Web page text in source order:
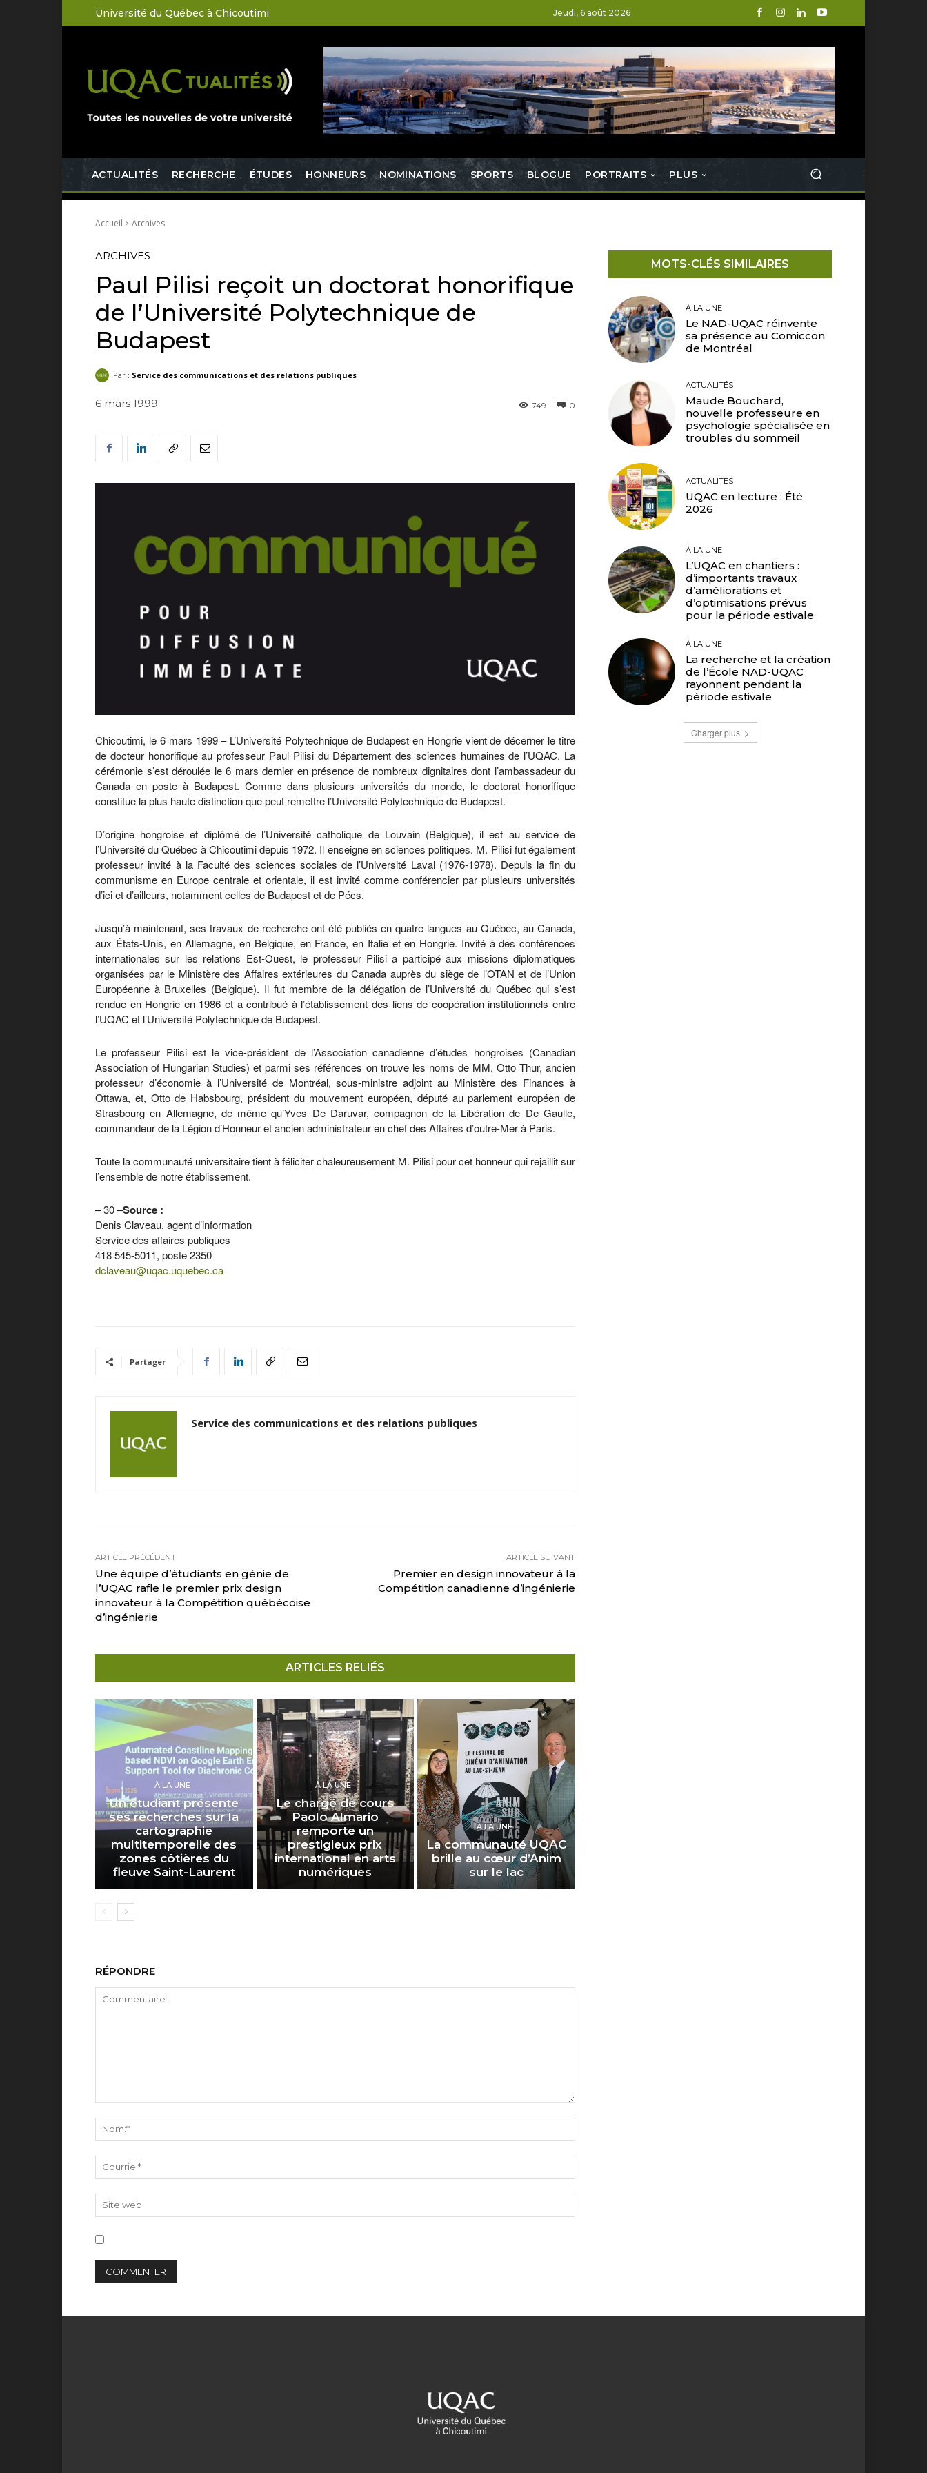
Université du Québec à Chicoutimi Jeudi, 6 août 2026
ACTUALITÉS RECHERCHE ÉTUDES HONNEURS NOMINATIONS SPORTS BLOGUE PORTRAITS PLUS
Accueil Archives
ARCHIVES
Paul Pilisi reçoit un doctorat honorifique
de l’Université Polytechnique de
Budapest
Par : Service des communications et des relations publiques
6 mars 1999 0
749
Chicoutimi, le 6 mars 1999 – L’Université Polytechnique de Budapest en Hongrie vient de décerner le titre
de docteur honorifique au professeur Paul Pilisi du Département des sciences humaines de l’UQAC. La
cérémonie s’est déroulée le 6 mars dernier en présence de nombreux dignitaires dont l’ambassadeur du
Canada en poste à Budapest. Comme dans plusieurs universités du monde, le doctorat honorifique
constitue la plus haute distinction que peut remettre l’Université Polytechnique de Budapest.
D’origine hongroise et diplômé de l’Université catholique de Louvain (Belgique), il est au service de
l’Université du Québec à Chicoutimi depuis 1972. Il enseigne en sciences politiques. M. Pilisi fut également
professeur invité à la Faculté des sciences sociales de l’Université Laval (1976-1978). Depuis la fin du
communisme en Europe centrale et orientale, il est invité comme conférencier par plusieurs universités
d’ici et d’ailleurs, notamment celles de Budapest et de Pécs.
Jusqu’à maintenant, ses travaux de recherche ont été publiés en quatre langues au Québec, au Canada,
aux États-Unis, en Allemagne, en Belgique, en France, en Italie et en Hongrie. Invité à des conférences
internationales sur les relations Est-Ouest, le professeur Pilisi a participé aux missions diplomatiques
organisées par le Ministère des Affaires extérieures du Canada auprès du siège de l’OTAN et de l’Union
Européenne à Bruxelles (Belgique). Il fut membre de la délégation de l’Université du Québec qui s’est
rendue en Hongrie en 1986 et a contribué à l’établissement des liens de coopération institutionnels entre
l’UQAC et l’Université Polytechnique de Budapest.
Le professeur Pilisi est le vice-président de l’Association canadienne d’études hongroises (Canadian
Association of Hungarian Studies) et parmi ses références on trouve les noms de MM. Otto Thur, ancien
professeur d’économie à l’Université de Montréal, sous-ministre adjoint au Ministère des Finances à
Ottawa, et, Otto de Habsbourg, président du mouvement européen, député au parlement européen de
Strasbourg en Allemagne, de même qu’Yves De Daruvar, compagnon de la Libération de De Gaulle,
commandeur de la Légion d’Honneur et ancien administrateur en chef des Affaires d’outre-Mer à Paris.
Toute la communauté universitaire tient à féliciter chaleureusement M. Pilisi pour cet honneur qui rejaillit sur
l’ensemble de notre établissement.
– 30 –Source :
Denis Claveau, agent d’information
Service des affaires publiques
418 545-5011, poste 2350
dclaveau@uqac.uquebec.ca
Partager
Service des communications et des relations publiques
ARTICLE PRÉCÉDENT
Une équipe d’étudiants en génie de
l’UQAC rafle le premier prix design
innovateur à la Compétition québécoise
d’ingénierie
ARTICLE SUIVANT
Premier en design innovateur à la
Compétition canadienne d’ingénierie
ARTICLES RELIÉS
À LA UNE
Un étudiant présente
ses recherches sur la
cartographie
multitemporelle des
zones côtières du
fleuve Saint-Laurent
À LA UNE
Le chargé de cours
Paolo Almario
remporte un
prestigieux prix
international en arts
numériques
À LA UNE
La communauté UQAC
brille au cœur d’Anim
sur le lac
RÉPONDRE
web:
MOTS-CLÉS SIMILAIRES
À LA UNE
Le NAD-UQAC réinvente
sa présence au Comiccon
de Montréal
ACTUALITÉS
Maude Bouchard,
nouvelle professeure en
psychologie spécialisée en
troubles du sommeil
ACTUALITÉS
UQAC en lecture : Été
2026
À LA UNE
L’UQAC en chantiers :
d’importants travaux
d’améliorations et
d’optimisations prévus
pour la période estivale
À LA UNE
La recherche et la création
de l’École NAD-UQAC
rayonnent pendant la
période estivale
Charger plus